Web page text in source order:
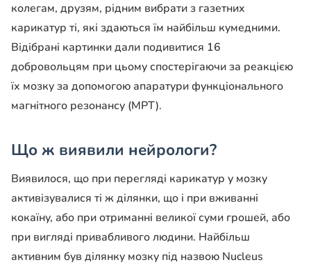
колегам, друзям, рідним вибрати з газетних
карикатур ті, які здаються їм найбільш кумедними.
Відібрані картинки дали подивитися 16
добровольцям при цьому спостерігаючи за реакцією
їх мозку за допомогою апаратури функціонального
магнітного резонансу (МРТ).
Що ж виявили нейрологи?
Виявилося, що при перегляді карикатур у мозку
активізувалися ті ж ділянки, що і при вживанні
кокаїну, або при отриманні великої суми грошей, або
при вигляді привабливого людини. Найбільш
активним був ділянку мозку під назвою Nucleus